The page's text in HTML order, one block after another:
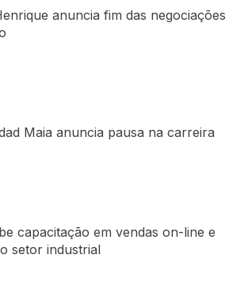
anuncia fim das negociações
Maia anuncia pausa na carreira
capacitação em vendas on-line e
setor industrial